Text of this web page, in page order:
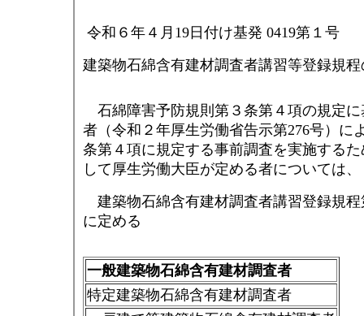
令和６年４月19日付け基発 0419第１号
建築物石綿含有建材調査者講習等登録規
石綿障害予防規則第３条第４項の規定
者（令和２年厚生労働省告示第276号）に
条第４項に規定する事前調査を実施する
して厚生労働大臣が定める者については、
建築物石綿含有建材調査者講習登録規
に定める
一般建築物石綿含有建材調査者
特定建築物石綿含有建材調査者